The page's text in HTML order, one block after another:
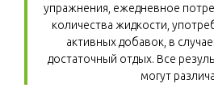
упражнения, ежедневное
количества жидкости,
активных добавок, в
достаточный отдых. Все
могут